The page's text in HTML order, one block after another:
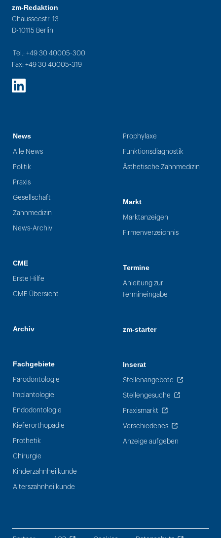
zm-Redaktion
Chausseestr. 13
D-10115 Berlin
Tel.: +49 30 40005-300
Fax: +49 30 40005-319
LinkedIn
News
Alle News
Politik
Praxis
Gesellschaft
Zahnmedizin
News-Archiv
CME
Erste Hilfe
CME Übersicht
Archiv
Fachgebiete
Parodontologie
Implantologie
Endodontologie
Kieferorthopädie
Prothetik
Chirurgie
Kinderzahnheilkunde
Alterszahnheilkunde
Prophylaxe
Funktionsdiagnostik
Ästhetische Zahnmedizin
Markt
Marktanzeigen
Firmenverzeichnis
Termine
Anleitung zur
Termineingabe
zm-starter
Inserat
Stellenangebote
Stellengesuche
Praxismarkt
Verschiedenes
Anzeige aufgeben